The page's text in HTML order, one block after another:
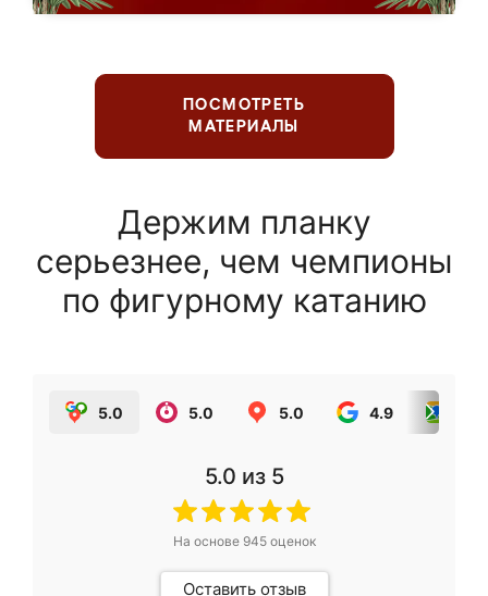
ПОСМОТРЕТЬ
МАТЕРИАЛЫ
Держим планку
серьезнее, чем чемпионы
по фигурному катанию
5.0 5.0 5.0 4.9
5.0 из 5
На основе 945оценок
Оставить отзыв